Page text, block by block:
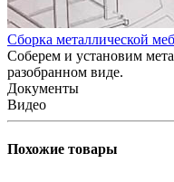
Сборка металлической
Соберем и установим
разобранном виде.
Документы
Видео
Похожие товары